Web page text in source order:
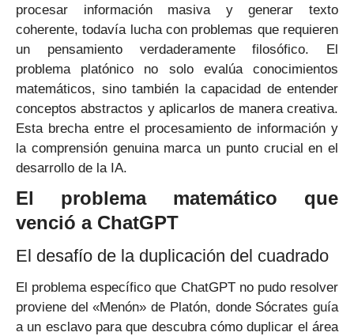
procesar información masiva y generar texto
coherente, todavía lucha con problemas que requieren
un pensamiento verdaderamente filosófico. El
problema platónico no solo evalúa conocimientos
matemáticos, sino también la capacidad de entender
conceptos abstractos y aplicarlos de manera creativa.
Esta brecha entre el procesamiento de información y
la comprensión genuina marca un punto crucial en el
desarrollo de la IA.
El problema matemático que
venció a ChatGPT
El desafío de la duplicación del cuadrado
El problema específico que ChatGPT no pudo resolver
proviene del «Menón» de Platón, donde Sócrates guía
a un esclavo para que descubra cómo duplicar el área